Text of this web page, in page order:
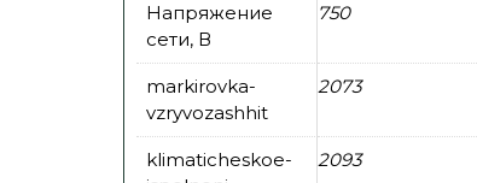
Напряжение
сети, В
750
markirovka-
vzryvozashhit
2073
klimaticheskoe-
2093